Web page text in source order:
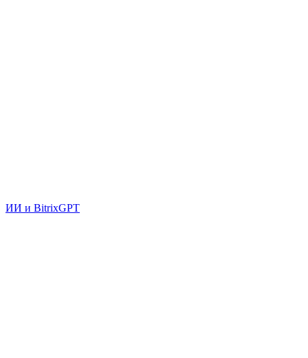
ИИ и BitrixGPT